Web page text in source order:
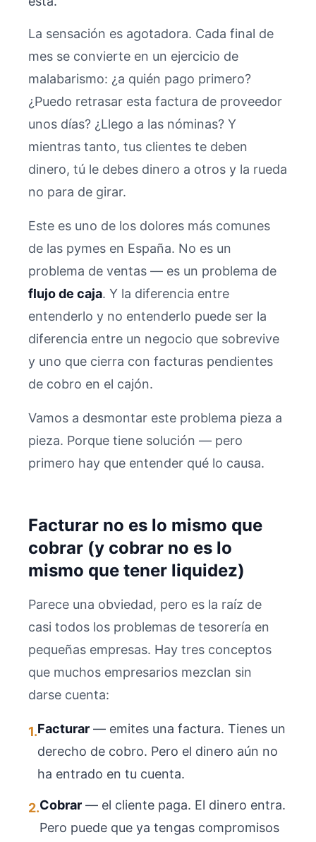
La sensación es agotadora. Cada final de
mes se convierte en un ejercicio de
malabarismo: ¿a quién pago primero?
¿Puedo retrasar esta factura de proveedor
unos días? ¿Llego a las nóminas? Y
mientras tanto, tus clientes te deben
dinero, tú le debes dinero a otros y la rueda
no para de girar.
Este es uno de los dolores más comunes
de las pymes en España. No es un
problema de ventas — es un problema de
flujo de caja. Y la diferencia entre
entenderlo y no entenderlo puede ser la
diferencia entre un negocio que sobrevive
y uno que cierra con facturas pendientes
de cobro en el cajón.
Vamos a desmontar este problema pieza a
pieza. Porque tiene solución — pero
primero hay que entender qué lo causa.
Facturar no es lo mismo que
cobrar (y cobrar no es lo
mismo que tener liquidez)
Parece una obviedad, pero es la raíz de
casi todos los problemas de tesorería en
pequeñas empresas. Hay tres conceptos
que muchos empresarios mezclan sin
darse cuenta:
1.Facturar — emites una factura. Tienes un
derecho de cobro. Pero el dinero aún no
ha entrado en tu cuenta.
2.Cobrar — el cliente paga. El dinero entra.
Pero puede que ya tengas compromisos